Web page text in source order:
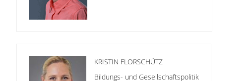
KRISTIN FLORSCHÜTZ
Bildungs- und Gesellschaftspolitik